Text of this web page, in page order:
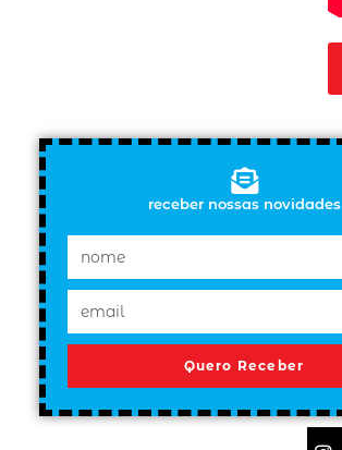
receber nossas novidades
Quero Receber